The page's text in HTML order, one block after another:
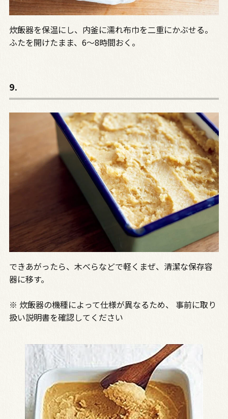
炊飯器を保温にし、内釜に濡れ布巾を二重にかぶせる。
ふたを開けたまま、6〜8時間おく。
9.
できあがったら、木べらなどで軽くまぜ、清潔な保存容
器に移す。
※ 炊飯器の機種によって仕様が異なるため、 事前に取り
扱い説明書を確認してください